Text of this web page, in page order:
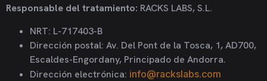
Responsable del tratamiento: RACKS LABS, S.L.
NRT: L-717403-B
Dirección postal: Av. Del Pont de la Tosca, 1, AD700,
Escaldes-Engordany, Principado de Andorra.
Dirección electrónica: info@rackslabs.com